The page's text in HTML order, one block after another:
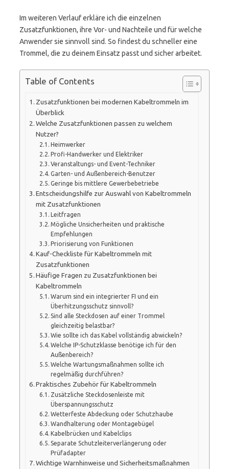
Im weiteren Verlauf erkläre ich die einzelnen
Zusatzfunktionen, ihre Vor- und Nachteile und für welche
Anwender sie sinnvoll sind. So findest du schneller eine
Trommel, die zu deinem Einsatz passt und sicher arbeitet.
Table of Contents
Zusatzfunktionen bei modernen Kabeltrommeln im
Überblick
Welche Zusatzfunktionen passen zu welchem
Nutzer?
Heimwerker
Profi-Handwerker und Elektriker
Veranstaltungs- und Event-Techniker
Garten- und Außenbereich-Benutzer
Geringe bis mittlere Gewerbebetriebe
Entscheidungshilfe zur Auswahl von Kabeltrommeln
mit Zusatzfunktionen
Leitfragen
Mögliche Unsicherheiten und praktische
Empfehlungen
Priorisierung von Funktionen
Kauf-Checkliste für Kabeltrommeln mit
Zusatzfunktionen
Häufige Fragen zu Zusatzfunktionen bei
Kabeltrommeln
Warum sind ein integrierter FI und ein
Überhitzungsschutz sinnvoll?
Sind alle Steckdosen auf einer Trommel
gleichzeitig belastbar?
Wie sollte ich das Kabel vollständig abwickeln?
Welche IP-Schutzklasse benötige ich für den
Außenbereich?
Welche Wartungsmaßnahmen sollte ich
regelmäßig durchführen?
Praktisches Zubehör für Kabeltrommeln
Zusätzliche Steckdosenleiste mit
Überspannungsschutz
Wetterfeste Abdeckung oder Schutzhaube
Wandhalterung oder Montagebügel
Kabelbrücken und Kabelclips
Separate Schutzleiterverlängerung oder
Prüfadapter
Wichtige Warnhinweise und Sicherheitsmaßnahmen